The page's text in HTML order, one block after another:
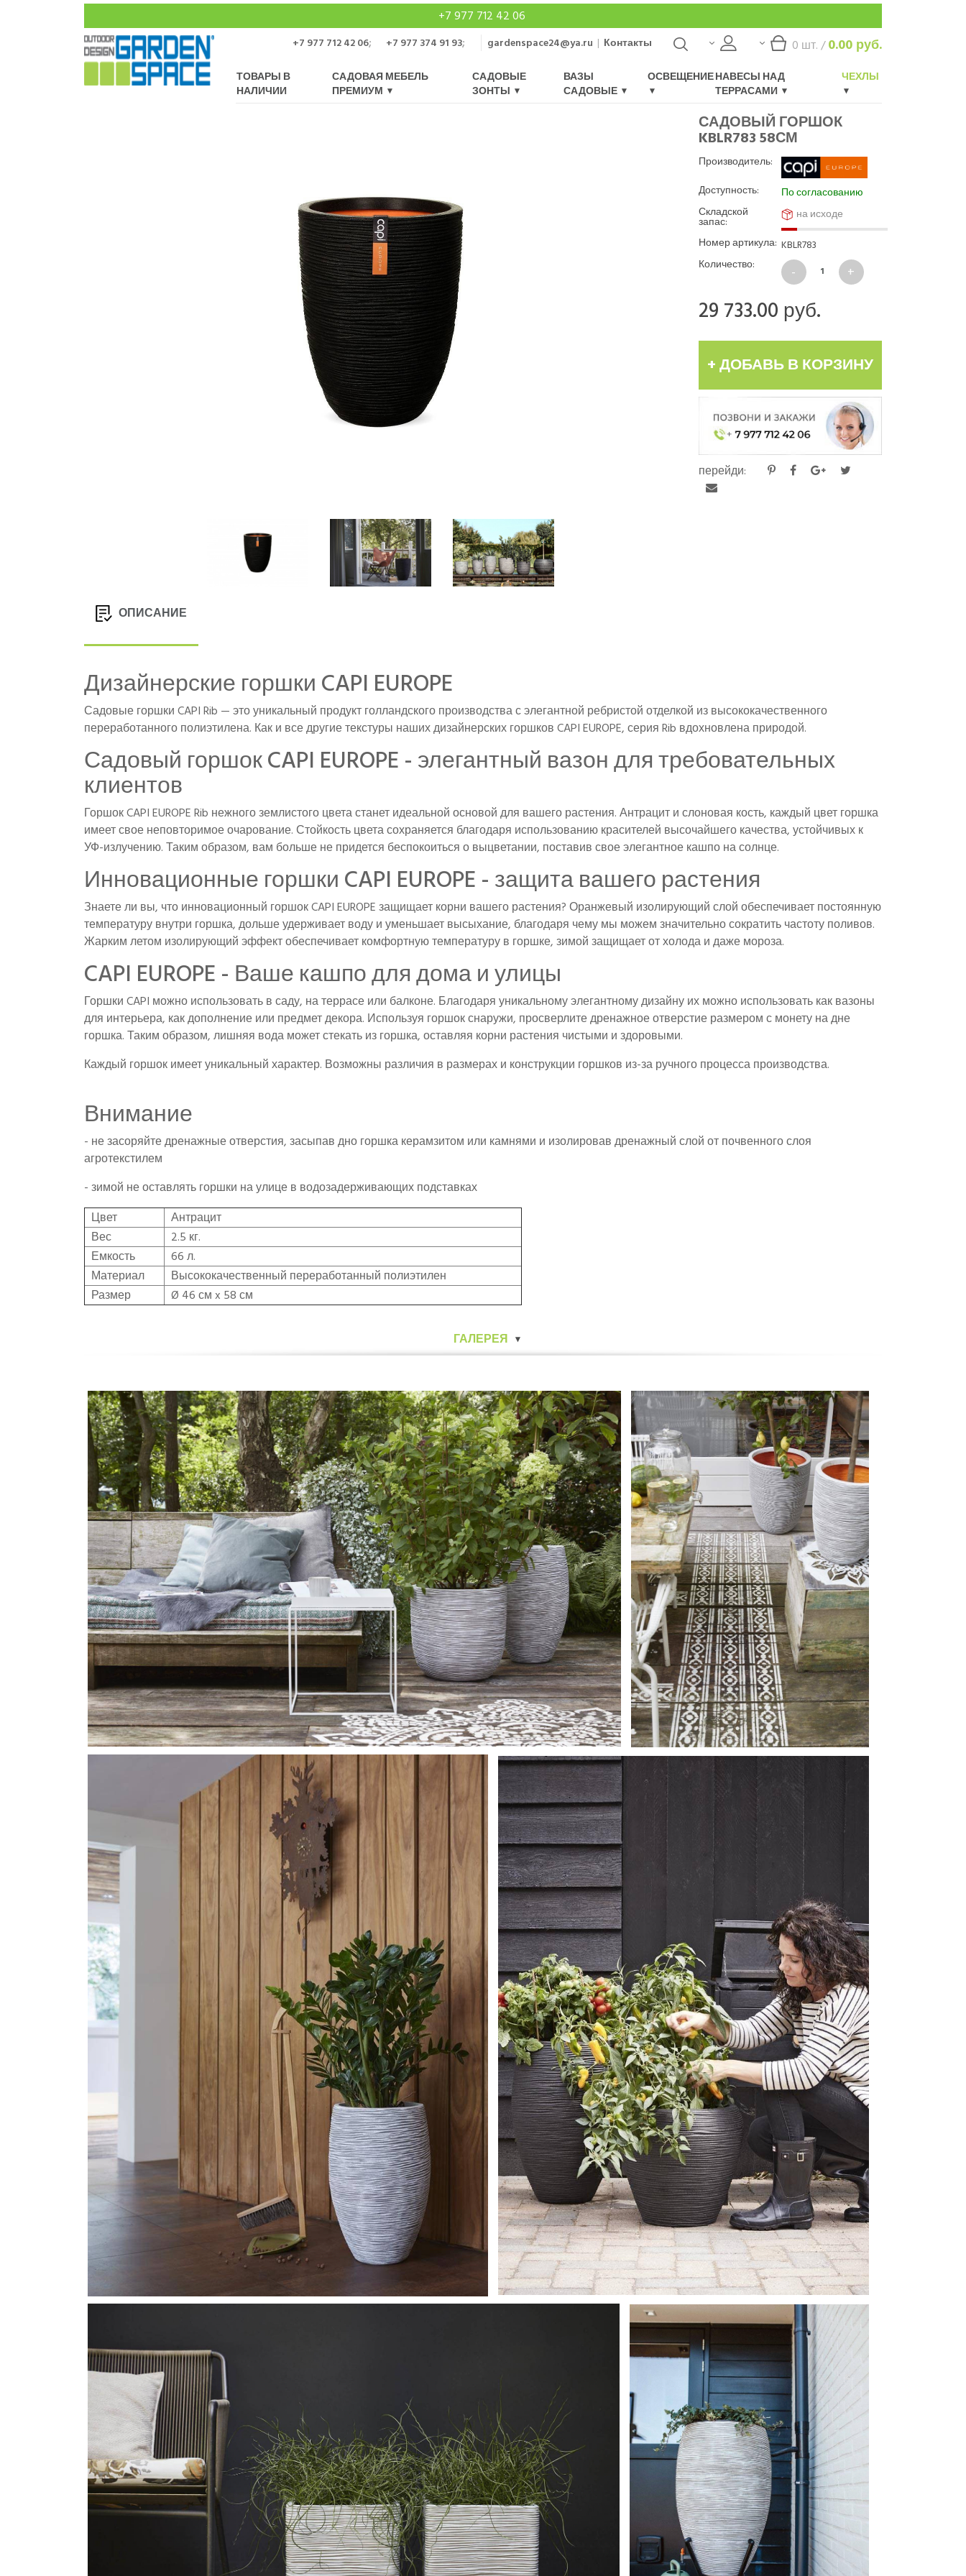
+7 977 712 42 06
+7 977 712 42 06; +7 977 374 91 93; gardenspace24@ya.ru | Контакты 0 шт. /0.00руб.
ТОВАРЫ В
НАЛИЧИИ
САДОВАЯ МЕБЕЛЬ
ПРЕМИУМ
САДОВЫЕ
ЗОНТЫ
ВАЗЫ
САДОВЫЕ
ОСВЕЩЕНИЕНАВЕСЫ НАД
ТЕРРАСАМИ
ЧЕХЛЫ
САДОВЫЙ ГОРШОК
KBLR783 58СМ
Производитель:
Доступность:
По согласованию
Складской
запас:
на исходе
Номер артикула: KBLR783
Количество:
29 733.00 руб.
+ ДОБАВЬ В КОРЗИНУ
перейди:
ОПИСАНИЕ
Дизайнерские горшки CAPI EUROPE
Садовые горшки CAPI Rib — это уникальный продукт голландского производства с элегантной ребристой отделкой из высококачественного
переработанного полиэтилена. Как и все другие текстуры наших дизайнерских горшков CAPI EUROPE, серия Rib вдохновлена ​​природой.
Садовый горшок CAPI EUROPE - элегантный вазон для требовательных
клиентов
Горшок CAPI EUROPE Rib нежного землистого цвета станет идеальной основой для вашего растения. Антрацит и слоновая кость, каждый цвет горшка
имеет свое неповторимое очарование. Стойкость цвета сохраняется благодаря использованию красителей высочайшего качества, устойчивых к
УФ-излучению. Таким образом, вам больше не придется беспокоиться о выцветании, поставив свое элегантное кашпо на солнце.
Инновационные горшки CAPI EUROPE - защита вашего растения
Знаете ли вы, что инновационный горшок CAPI EUROPE защищает корни вашего растения? Оранжевый изолирующий слой обеспечивает постоянную
температуру внутри горшка, дольше удерживает воду и уменьшает высыхание, благодаря чему мы можем значительно сократить частоту поливов.
Жарким летом изолирующий эффект обеспечивает комфортную температуру в горшке, зимой защищает от холода и даже мороза.
CAPI EUROPE - Ваше кашпо для дома и улицы
Горшки CAPI можно использовать в саду, на террасе или балконе. Благодаря уникальному элегантному дизайну их можно использовать как вазоны
для интерьера, как дополнение или предмет декора. Используя горшок снаружи, просверлите дренажное отверстие размером с монету на дне
горшка. Таким образом, лишняя вода может стекать из горшка, оставляя корни растения чистыми и здоровыми.
Каждый горшок имеет уникальный характер. Возможны различия в размерах и конструкции горшков из-за ручного процесса производства.
Внимание
- не засоряйте дренажные отверстия, засыпав дно горшка керамзитом или камнями и изолировав дренажный слой от почвенного слоя
агротекстилем
- зимой не оставлять горшки на улице в водозадерживающих подставках
Цвет
Антрацит
Вес
2.5 кг.
Емкость
66 л.
Материал
Высококачественный переработанный полиэтилен
Размер
Ø 46 см x 58 см
ГАЛЕРЕЯ